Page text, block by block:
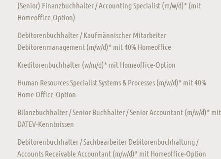
(Senior) Finanzbuchhalter / Accounting Specialist (m/w/d)* (mit
Homeoffice-Option)
Debitorenbuchhalter / Kaufmännischer Mitarbeiter
Debitorenmanagement (m/w/d)* mit 40% Homeoffice
Kreditorenbuchhalter (w/m/d)* mit Homeoffice-Option
Human Resources Specialist Systems & Processes (m/w/d)* mit 40%
Home Office-Option
Bilanzbuchhalter / Senior Buchhalter / Senior Accountant (m/w/d)* mit
DATEV-Kenntnissen
Debitorenbuchhalter / Sachbearbeiter Debitorenbuchhaltung /
Accounts Receivable Accountant (m/w/d)* mit Homeoffice-Option